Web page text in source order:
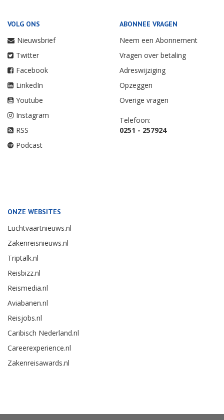
VOLG ONS
Nieuwsbrief
Twitter
Facebook
LinkedIn
Youtube
Instagram
RSS
Podcast
ABONNEE VRAGEN
Neem een Abonnement
Vragen over betaling
Adreswijziging
Opzeggen
Overige vragen
Telefoon:
0251 - 257924
ONZE WEBSITES
Luchtvaartnieuws.nl
Zakenreisnieuws.nl
Triptalk.nl
Reisbizz.nl
Reismedia.nl
Aviabanen.nl
Reisjobs.nl
Caribisch Nederland.nl
Careerexperience.nl
Zakenreisawards.nl